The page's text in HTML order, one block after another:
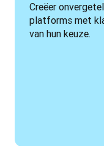
Creëer
platforms met
van hun keuze.